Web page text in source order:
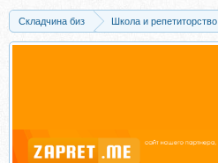
Складчина биз
Школа и репетиторство
Подготовка к ЕГЭ и олимпиадам